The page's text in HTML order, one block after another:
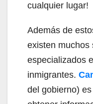
cualquier lugar!
Además de
existen muchos
especializados
inmigrantes.
del gobierno)